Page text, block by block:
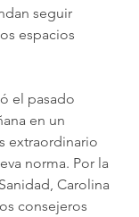
seguir
espacios
el pasado
en un
extraordinario
norma. Por la
Carolina
consejeros